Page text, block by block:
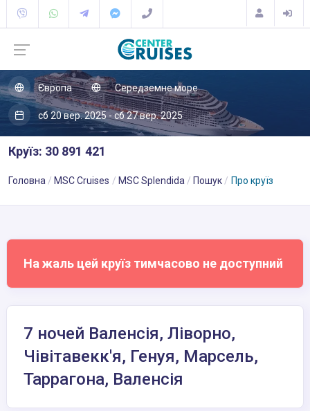
Європа Середземне море
сб 20 вер. 2025 - сб 27 вер. 2025
Круїз: 30 891 421
Головна MSC Cruises MSC Splendida Пошук Про круїз
На жаль цей круїз тимчасово не доступний
7 ночей Валенсія, Ліворно,
Чівітавекк'я, Генуя, Марсель,
Таррагона, Валенсія